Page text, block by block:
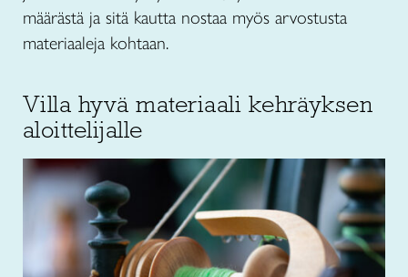
määrästä ja sitä kautta nostaa myös arvostusta
materiaaleja kohtaan.
Villa hyvä materiaali kehräyksen
aloittelijalle